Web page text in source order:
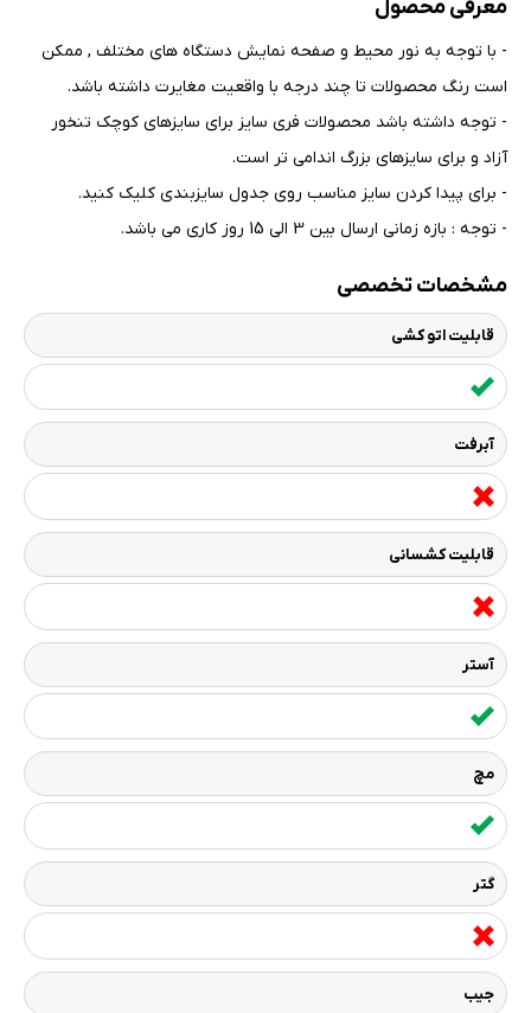
معرفی محصول
- با توجه به نور محیط و صفحه نمایش دستگاه های مختلف , ممکن
است رنگ محصولات تا چند درجه با واقعیت مغایرت داشته باشد.
- توجه داشته باشد محصولات فری سایز برای سایزهای کوچک تنخور
آزاد و برای سایزهای بزرگ اندامی تر است.
- برای پیدا کردن سایز مناسب روی جدول سایزبندی کلیک کنید.
- توجه : بازه زمانی ارسال بین 3 الی 15 روز کاری می باشد.
مشخصات تخصصی
قابلیت اتو کشی
آبرفت
قابلیت کشسانی
آستر
مچ
گتر
جیب